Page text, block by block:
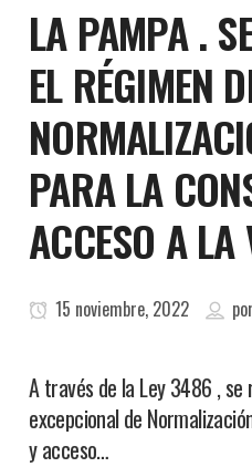
LA PAMPA .
EL RÉGIMEN
PARA LA
ACCESO A LA
15 noviembre, 2022 por
A través de la Ley 3486 ,
excepcional de
y acceso…